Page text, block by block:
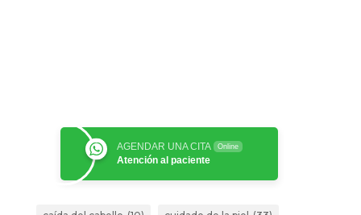
AGENDAR UNA CITA Online
Atención al paciente